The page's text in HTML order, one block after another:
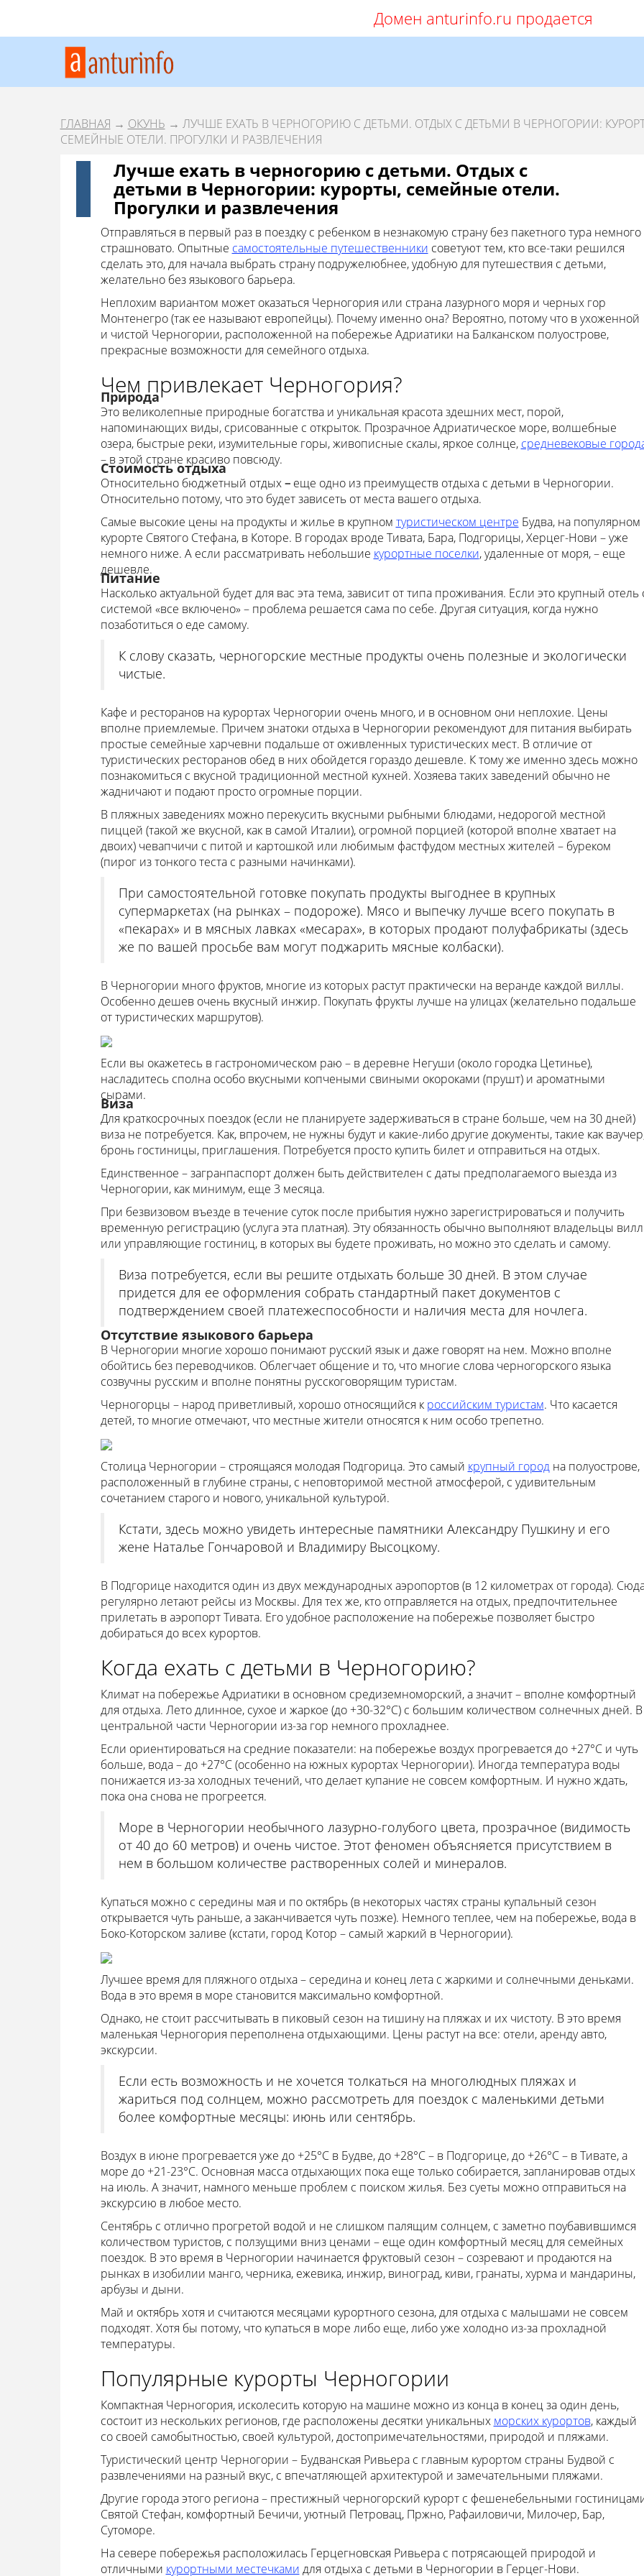
Домен anturinfo.ru продается
ГЛАВНАЯ → ОКУНЬ → ЛУЧШЕ ЕХАТЬ В ЧЕРНОГОРИЮ С ДЕТЬМИ. ОТДЫХ С ДЕТЬМИ В ЧЕРНОГОРИИ:
СЕМЕЙНЫЕ ОТЕЛИ. ПРОГУЛКИ И РАЗВЛЕЧЕНИЯ
Лучше ехать в черногорию с детьми. Отдых с
детьми в Черногории: курорты, семейные отели.
Прогулки и развлечения
Отправляться в первый раз в поездку с ребенком в незнакомую страну без пакетного тура немного
страшновато. Опытные самостоятельные путешественники советуют тем, кто все-таки решился
сделать это, для начала выбрать страну подружелюбнее, удобную для путешествия с детьми,
желательно без языкового барьера.
Неплохим вариантом может оказаться Черногория или страна лазурного моря и черных гор
Монтенегро (так ее называют европейцы). Почему именно она? Вероятно, потому что в ухоженной
и чистой Черногории, расположенной на побережье Адриатики на Балканском полуострове,
прекрасные возможности для семейного отдыха.
Чем привлекает Черногория?
Природа
Это великолепные природные богатства и уникальная красота здешних мест, порой,
напоминающих виды, срисованные с открыток. Прозрачное Адриатическое море, волшебные
озера, быстрые реки, изумительные горы, живописные скалы, яркое солнце, средневековые
– в этой стране красиво повсюду.
Стоимость отдыха
Относительно бюджетный отдых– еще одно из преимуществ отдыха с детьми в Черногории.
Относительно потому, что это будет зависеть от места вашего отдыха.
Самые высокие цены на продукты и жилье в крупном туристическом центре Будва, на популярном
курорте Святого Стефана, в Которе. В городах вроде Тивата, Бара, Подгорицы, Херцег-Нови – уже
немного ниже. А если рассматривать небольшие курортные поселки, удаленные от моря, – еще
дешевле.
Питание
Насколько актуальной будет для вас эта тема, зависит от типа проживания. Если это крупный отель
системой «все включено» – проблема решается сама по себе. Другая ситуация, когда нужно
позаботиться о еде самому.
К слову сказать, черногорские местные продукты очень полезные и экологически
чистые.
Кафе и ресторанов на курортах Черногории очень много, и в основном они неплохие. Цены
вполне приемлемые. Причем знатоки отдыха в Черногории рекомендуют для питания выбирать
простые семейные харчевни подальше от оживленных туристических мест. В отличие от
туристических ресторанов обед в них обойдется гораздо дешевле. К тому же именно здесь можно
познакомиться с вкусной традиционной местной кухней. Хозяева таких заведений обычно не
жадничают и подают просто огромные порции.
В пляжных заведениях можно перекусить вкусными рыбными блюдами, недорогой местной
пиццей (такой же вкусной, как в самой Италии), огромной порцией (которой вполне хватает на
двоих) чевапчичи с питой и картошкой или любимым фастфудом местных жителей – буреком
(пирог из тонкого теста с разными начинками).
При самостоятельной готовке покупать продукты выгоднее в крупных
супермаркетах (на рынках – подороже). Мясо и выпечку лучше всего покупать в
«пекарах» и в мясных лавках «месарах», в которых продают полуфабрикаты (здесь
же по вашей просьбе вам могут поджарить мясные колбаски).
В Черногории много фруктов, многие из которых растут практически на веранде каждой виллы.
Особенно дешев очень вкусный инжир. Покупать фрукты лучше на улицах (желательно подальше
от туристических маршрутов).
Если вы окажетесь в гастрономическом раю – в деревне Негуши (около городка Цетинье),
насладитесь сполна особо вкусными копчеными свиными окороками (прушт) и ароматными
сырами.
Виза
Для краткосрочных поездок (если не планируете задерживаться в стране больше, чем на 30 дней)
виза не потребуется. Как, впрочем, не нужны будут и какие-либо другие документы, такие как
бронь гостиницы, приглашения. Потребуется просто купить билет и отправиться на отдых.
Единственное – загранпаспорт должен быть действителен с даты предполагаемого выезда из
Черногории, как минимум, еще 3 месяца.
При безвизовом въезде в течение суток после прибытия нужно зарегистрироваться и получить
временную регистрацию (услуга эта платная). Эту обязанность обычно выполняют владельцы вилл
или управляющие гостиниц, в которых вы будете проживать, но можно это сделать и самому.
Виза потребуется, если вы решите отдыхать больше 30 дней. В этом случае
придется для ее оформления собрать стандартный пакет документов с
подтверждением своей платежеспособности и наличия места для ночлега.
Отсутствие языкового барьера
В Черногории многие хорошо понимают русский язык и даже говорят на нем. Можно вполне
обойтись без переводчиков. Облегчает общение и то, что многие слова черногорского языка
созвучны русским и вполне понятны русскоговорящим туристам.
Черногорцы – народ приветливый, хорошо относящийся к российским туристам. Что касается
детей, то многие отмечают, что местные жители относятся к ним особо трепетно.
Столица Черногории – строящаяся молодая Подгорица. Это самый крупный городна полуострове,
расположенный в глубине страны, с неповторимой местной атмосферой, с удивительным
сочетанием старого и нового, уникальной культурой.
Кстати, здесь можно увидеть интересные памятники Александру Пушкину и его
жене Наталье Гончаровой и Владимиру Высоцкому.
В Подгорице находится один из двух международных аэропортов (в 12 километрах от города).
регулярно летают рейсы из Москвы. Для тех же, кто отправляется на отдых, предпочтительнее
прилетать в аэропорт Тивата. Его удобное расположение на побережье позволяет быстро
добираться до всех курортов.
Когда ехать с детьми в Черногорию?
Климат на побережье Адриатики в основном средиземноморский, а значит – вполне комфортный
для отдыха. Лето длинное, сухое и жаркое (до +30-32°С) с большим количеством солнечных дней. В
центральной части Черногории из-за гор немного прохладнее.
Если ориентироваться на средние показатели: на побережье воздух прогревается до +27°С и чуть
больше, вода – до +27°С (особенно на южных курортах Черногории). Иногда температура воды
понижается из-за холодных течений, что делает купание не совсем комфортным. И нужно ждать,
пока она снова не прогреется.
Море в Черногории необычного лазурно-голубого цвета, прозрачное (видимость
от 40 до 60 метров) и очень чистое. Этот феномен объясняется присутствием в
нем в большом количестве растворенных солей и минералов.
Купаться можно с середины мая и по октябрь (в некоторых частях страны купальный сезон
открывается чуть раньше, а заканчивается чуть позже). Немного теплее, чем на побережье, вода в
Боко-Которском заливе (кстати, город Котор – самый жаркий в Черногории).
Лучшее время для пляжного отдыха – середина и конец лета с жаркими и солнечными деньками.
Вода в это время в море становится максимально комфортной.
Однако, не стоит рассчитывать в пиковый сезон на тишину на пляжах и их чистоту. В это время
маленькая Черногория переполнена отдыхающими. Цены растут на все: отели, аренду авто,
экскурсии.
Если есть возможность и не хочется толкаться на многолюдных пляжах и
жариться под солнцем, можно рассмотреть для поездок с маленькими детьми
более комфортные месяцы: июнь или сентябрь.
Воздух в июне прогревается уже до +25°С в Будве, до +28°С – в Подгорице, до +26°С – в Тивате, а
море до +21-23°С. Основная масса отдыхающих пока еще только собирается, запланировав отдых
на июль. А значит, намного меньше проблем с поиском жилья. Без суеты можно отправиться на
экскурсию в любое место.
Сентябрь с отлично прогретой водой и не слишком палящим солнцем, с заметно поубавившимся
количеством туристов, с ползущими вниз ценами – еще один комфортный месяц для семейных
поездок. В это время в Черногории начинается фруктовый сезон – созревают и продаются на
рынках в изобилии манго, черника, ежевика, инжир, виноград, киви, гранаты, хурма и мандарины,
арбузы и дыни.
Май и октябрь хотя и считаются месяцами курортного сезона, для отдыха с малышами не совсем
подходят. Хотя бы потому, что купаться в море либо еще, либо уже холодно из-за прохладной
температуры.
Популярные курорты Черногории
Компактная Черногория, исколесить которую на машине можно из конца в конец за один день,
состоит из нескольких регионов, где расположены десятки уникальных морских курортов, каждый
со своей самобытностью, своей культурой, достопримечательностями, природой и пляжами.
Туристический центр Черногории – Будванская Ривьера с главным курортом страны Будвой с
развлечениями на разный вкус, с впечатляющей архитектурой и замечательными пляжами.
Другие города этого региона – престижный черногорский курорт с фешенебельными
Святой Стефан, комфортный Бечичи, уютный Петровац, Пржно, Рафаиловичи, Милочер, Бар,
Сутоморе.
На севере побережья расположилась Герцегновская Ривьера с потрясающей природой и
отличными курортными местечками для отдыха с детьми в Черногории в Герцег-Нови.